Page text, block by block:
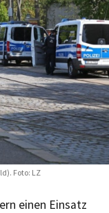
Foto: LZ
einen Einsatz